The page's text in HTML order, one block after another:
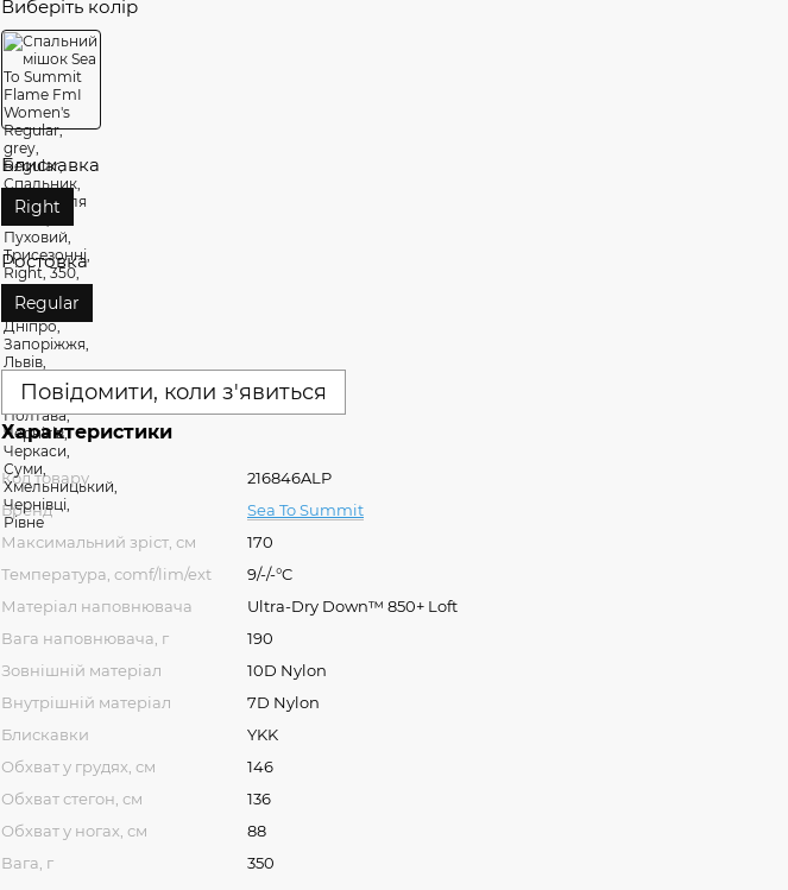
Виберіть колір
Блискавка
Right
Ростовка
Regular
Повідомити, коли з'явиться
Характеристики
Код товару
216846ALP
Бренд
Sea To Summit
Максимальний зріст, см
170
Температура, comf/lim/ext
9/-/-°C
Матеріал наповнювача
Ultra-Dry Down™ 850+ Loft
Вага наповнювача, г
190
Зовнішній матеріал
10D Nylon
Внутрішній матеріал
7D Nylon
Блискавки
YKK
Обхват у грудях, см
146
Обхват стегон, см
136
Обхват у ногах, см
88
Вага, г
350